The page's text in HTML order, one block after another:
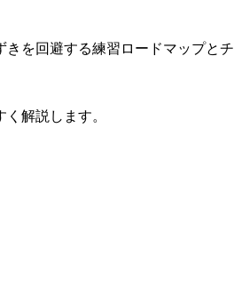
を回避する練習ロードマップとチ
解説します。